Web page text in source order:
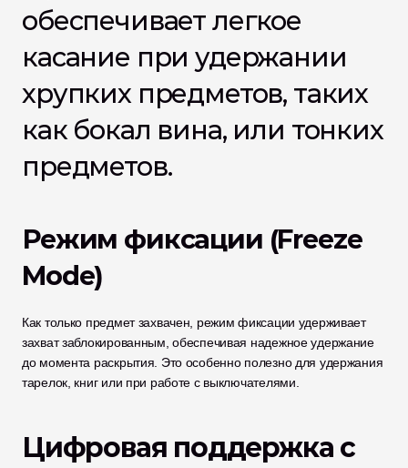
обеспечивает легкое
касание при удержании
хрупких предметов, таких
как бокал вина, или тонких
предметов.
Режим фиксации (Freeze
Mode)
Как только предмет захвачен, режим фиксации удерживает
захват заблокированным, обеспечивая надежное удержание
до момента раскрытия. Это особенно полезно для удержания
тарелок, книг или при работе с выключателями.
Цифровая поддержка с